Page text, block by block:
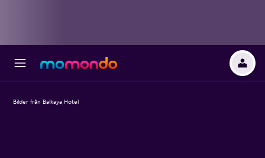
Bilder från Balkaya Hotel